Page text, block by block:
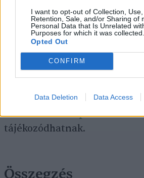
I want to opt-out of Collection, Use,
Retention, Sale, and/or Sharing of
Personal Data that Is Unrelated
Purposes for which it was collected.
Opted Out
CONFIRM
Data Deletion Data Access
Önmagában pedig a
később akár az autóiparban
alkalmazni a
járművekhez. Jelenleg
infrastruktúra hiányában –
nagy erőket fektetnek
részletesebben
tájékozódhatnak.
Összegzés